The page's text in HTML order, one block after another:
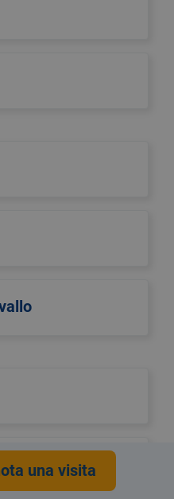
una visita